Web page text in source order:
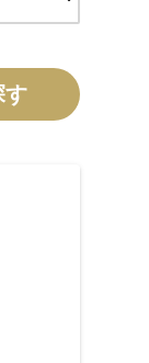
す